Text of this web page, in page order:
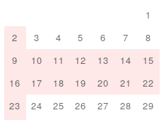
1
2
3 4 5 6 7
8
9
10 11 12 13 14
15
16
17 18 19 20 21
22
23
24 25 26 27 28
29